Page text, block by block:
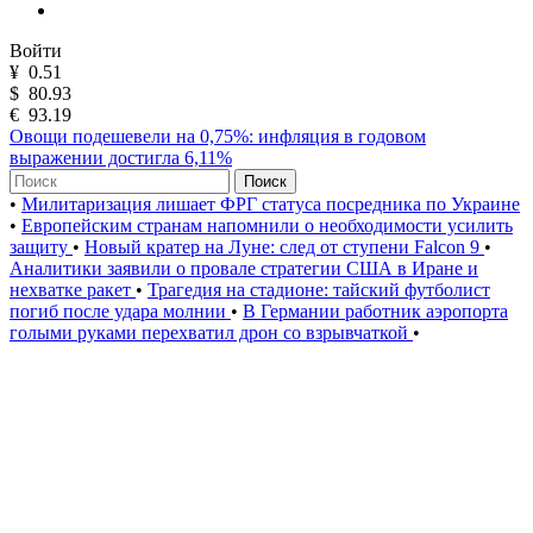
Войти
¥ 0.51
$ 80.93
€ 93.19
Овощи подешевели на 0,75%: инфляция в годовом
выражении достигла 6,11%
Поиск
• Милитаризация лишает ФРГ статуса посредника по Украине
• Европейским странам напомнили о необходимости усилить
защиту • Новый кратер на Луне: след от ступени Falcon 9 •
Аналитики заявили о провале стратегии США в Иране и
нехватке ракет • Трагедия на стадионе: тайский футболист
погиб после удара молнии • В Германии работник аэропорта
голыми руками перехватил дрон со взрывчаткой •